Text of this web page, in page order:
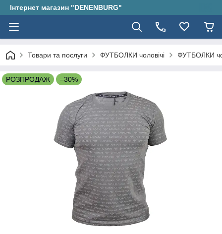
Інтернет магазин "DENENBURG"
Товари та послуги ФУТБОЛКИ чоловічі ФУТБОЛКИ
РОЗПРОДАЖ –30%